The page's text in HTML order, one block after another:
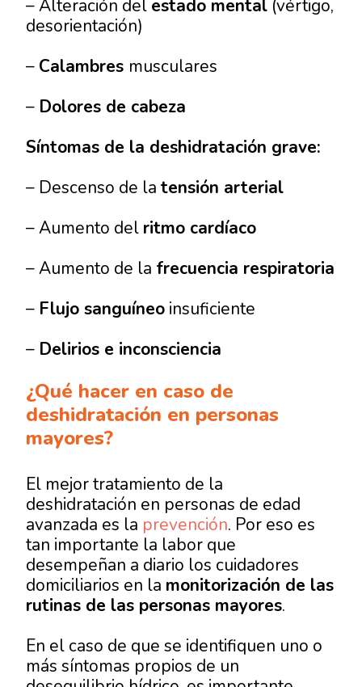
– Alteración del estado mental (vértigo,
desorientación)
– Calambres musculares
– Dolores de cabeza
Síntomas de la deshidratación grave:
– Descenso de latensión arterial
– Aumento del ritmo cardíaco
– Aumento de la frecuencia respiratoria
– Flujo sanguíneo insuficiente
– Delirios e inconsciencia
¿Qué hacer en caso de
deshidratación en personas
mayores?
El mejor tratamiento de la
deshidratación en personas de edad
avanzada es la prevención. Por eso es
tan importante la labor que
desempeñan a diario los cuidadores
domiciliarios en la monitorización de las
rutinas de las personas mayores.
En el caso de que se identifiquen uno o
más síntomas propios de un